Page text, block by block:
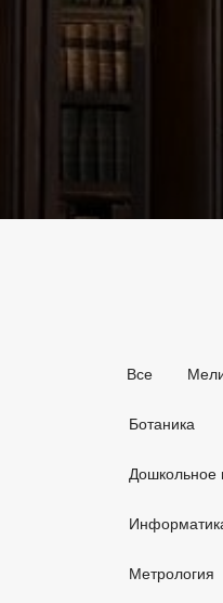
Все
Ботаника
Дошкольное
Метрология